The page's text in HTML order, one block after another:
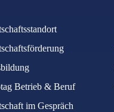
Betrieb & Beruf
im Gespräch